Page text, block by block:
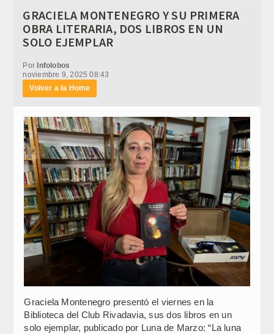
GRACIELA MONTENEGRO Y SU PRIMERA
OBRA LITERARIA, DOS LIBROS EN UN
SOLO EJEMPLAR
PorInfolobos
noviembre 9, 2025 08:43
Volver a la Home
Graciela Montenegro presentó el viernes en la
Biblioteca del Club Rivadavia, sus dos libros en un
solo ejemplar, publicado por Luna de Marzo: “La luna